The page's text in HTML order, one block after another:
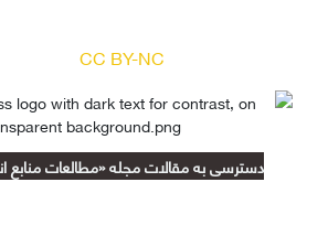
CC BY-NC
دسترسی به مقالات مجله «مطالعات منابع